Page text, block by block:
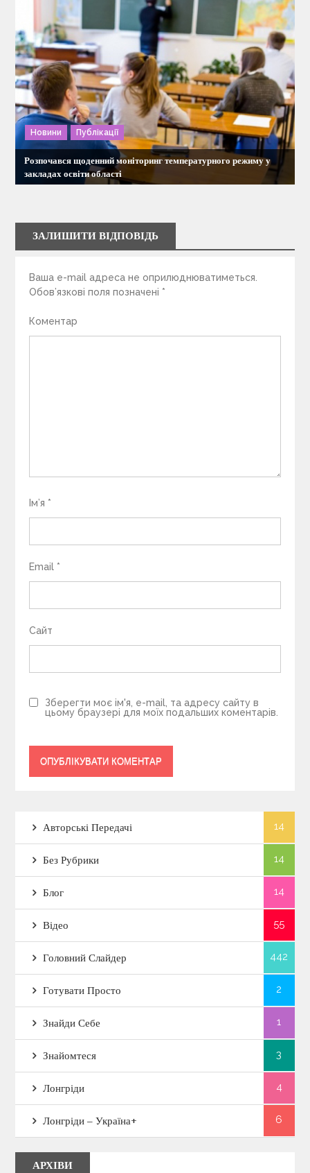
Новини Публікації
Розпочався щоденний моніторинг температурного режиму у
закладах освіти області
ЗАЛИШИТИ ВІДПОВІДЬ
Ваша e-mail адреса не оприлюднюватиметься.
Обов’язкові поля позначені *
Коментар
Ім’я *
Email *
Сайт
Зберегти моє ім'я, e-mail, та адресу сайту в
цьому браузері для моїх подальших коментарів.
Авторські Передачі 14
Без Рубрики 14
Блог 14
Відео 55
Головний Слайдер 442
Готувати Просто 2
Знайди Себе 1
Знайомтеся 3
Лонгріди 4
Лонгріди – Україна+ 6
АРХІВИ